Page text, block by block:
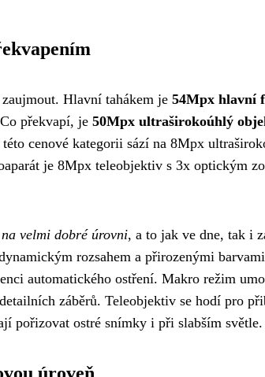
Hlavní tahákem je 54Mpx hlavní
překvapí, je 50Mpx ultraširokoúhlý
cenové kategorii sází na 8Mpx
je 8Mpx teleobjektiv s 3x optickým
velmi dobré úrovni, a to jak ve dne, tak i
rozsahem a přirozenými
automatického ostření. Makro režim
záběrů. Teleobjektiv se hodí pro
pořizovat ostré snímky i při slabším světle.